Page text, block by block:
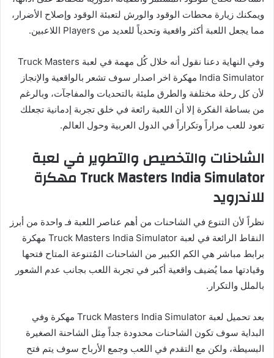
ويمكنك زيارة محطات الوقود والورش لتعبئة الوقود وإصلاح الأضرار،
مما يجعل اللعبة أكثر واقعية وتحدياً للعديد من Players اللاعبين.
وفي النهاية دعنا نقول أنه خلال كُل مهمة في لعبة Truck Masters
India Simulator مهكرة اخر اصدار سوف تشعر بالواقعية والإنجاز
لأن كل رحلة مختلفة والطرق مليئة بالتحديات والمفاجآت، وبالرغم
من بساطة الفكرة إلا أن اللعبة رائعة في خلق تجربة إدمانية تجعلك
تعود للعب مراراً وتكراراً في الدول العربية وحول العالم.
الشاحنات والتخصيص والتطوير في لعبة
Truck Masters India Simulator مهكرة
للاندرويد
نظراً لأن التنوع في الشاحنات من أهم عناصر اللعبة فـ واحدة من أبرز
النقاط الرائعة في لعبة Truck Masters India Simulator مهكرة
برابط مباشر هي الكم الكبير من الشاحنات المُتنوعة المتاح فتحها
وقيادتها مما يُضيف واقعية أكبر في تجربة اللعب بجانب عدم الشعور
بالملل والتكرار.
بعد تحميل لعبة Truck Masters India Simulator مهكرة وفي
البداية سوف تكون الشاحنات محدودة جداً مِثل الشاحنة الصغيرة
البسيطة، ولكن مع التقدم في اللعب وجمع الأرباح سوف يتم فتح